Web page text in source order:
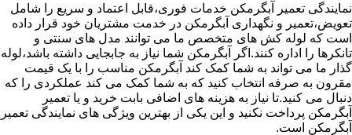
نمایندگی تعمیر آبگرمکن خدمات فوری،قابل اعتماد و سریع را شامل
تعویض،تعمیر و نگهداری آبگرمکن در خدمت مشتریان خود قرار داده
است که لوله کش های متخصص ما می توانند مدل های سنتی و
تانکرها را اداره کنند.اگر آبگرمکن شما نیاز به جابجایی داشته باشد،لوله
گذار ما می تواند به شما کمک کند آبگرمکن مناسب را با یک قیمت
مقرون به صرفه انتخاب کنید که به شما کمک می کند عملکردی را که
دنبال می کنید.تا نیاز به هزینه های اضافی بابت خرید و یا تعمیر
آبگرمکن پرداخت نکنید و این یکی از بهترین ویژگی های نمایندگی تعمیر
آبگرمکن است.